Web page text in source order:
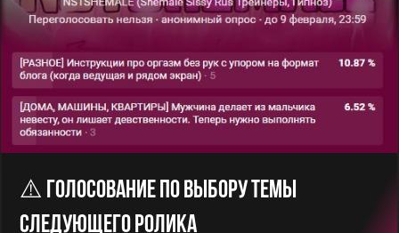
⚠️ Голосование По Выбору Темы
Следующего Ролика